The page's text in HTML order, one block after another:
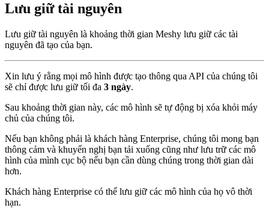
Lưu giữ tài nguyên
Lưu giữ tài nguyên là khoảng thời gian Meshy lưu giữ các tài
nguyên đã tạo của bạn.
Xin lưu ý rằng mọi mô hình được tạo thông qua API của chúng tôi
sẽ chỉ được lưu giữ tối đa 3 ngày.
Sau khoảng thời gian này, các mô hình sẽ tự động bị xóa khỏi máy
chủ của chúng tôi.
Nếu bạn không phải là khách hàng Enterprise, chúng tôi mong bạn
thông cảm và khuyến nghị bạn tải xuống cũng như lưu trữ các mô
hình của mình cục bộ nếu bạn cần dùng chúng trong thời gian dài
hơn.
Khách hàng Enterprise có thể lưu giữ các mô hình của họ vô thời
hạn.